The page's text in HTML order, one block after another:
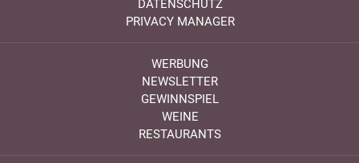
DATENSCHUTZ
PRIVACY MANAGER
WERBUNG
NEWSLETTER
GEWINNSPIEL
WEINE
RESTAURANTS